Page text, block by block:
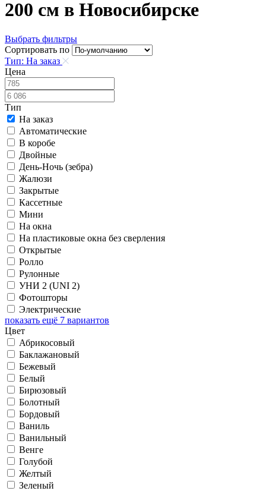
200 см в Новосибирске
Выбрать фильтры
Сортировать по
Тип: На заказ
Цена
Тип
На заказ
Автоматические
В коробе
Двойные
День-Ночь (зебра)
Жалюзи
Закрытые
Кассетные
Мини
На окна
На пластиковые окна без сверления
Открытые
Ролло
Рулонные
УНИ 2 (UNI 2)
Фотошторы
Электрические
показать ещё 7 вариантов
Цвет
Абрикосовый
Баклажановый
Бежевый
Белый
Бирюзовый
Болотный
Бордовый
Ваниль
Ванильный
Венге
Голубой
Желтый
Зеленый